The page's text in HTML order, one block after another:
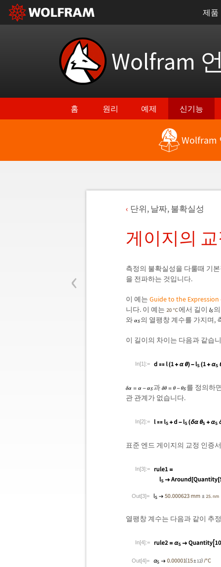
제품
Wolfram
홈 원리 예제 신기능
Wolfram
‹
단위, 날짜, 불확실성
게이지의
측정의 불확실성을 다룰때 기
을 전파하는 것입니다.
이 예는 Guide to the
니다. 이 예는
에서 길이
와
의 열팽창 계수를 가지며,
이 길이의 차이는 다음과 같습
In[1]:=
과
를 정의하
관 관계가 없습니다.
In[2]:=
표준 엔드 게이지의 교정 인증
In[3]:=
Out[3]=
열팽창 계수는 다음과 같이 추
In[4]:=
Out[4]=